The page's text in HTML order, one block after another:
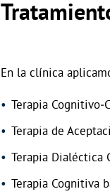
En la clínica
Terapia
Terapia de
Terapia Dialéctica
Terapia Cognitiva